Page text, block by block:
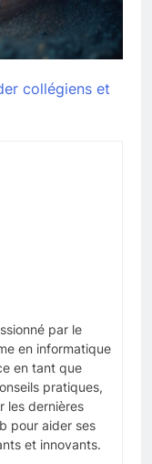
collégiens et
par le
en informatique
en tant que
pratiques,
les dernières
pour aider ses
et innovants.